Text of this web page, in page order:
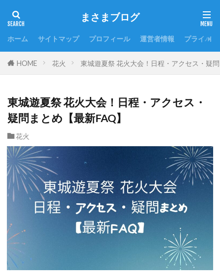
まさまブログ
ホーム サイトマップ プロフィール 運営者情報 プライバ
HOME 花火 東城遊夏祭 花火大会！日程・アクセス・疑
東城遊夏祭 花火大会！日程・アクセス・
疑問まとめ【最新FAQ】
花火